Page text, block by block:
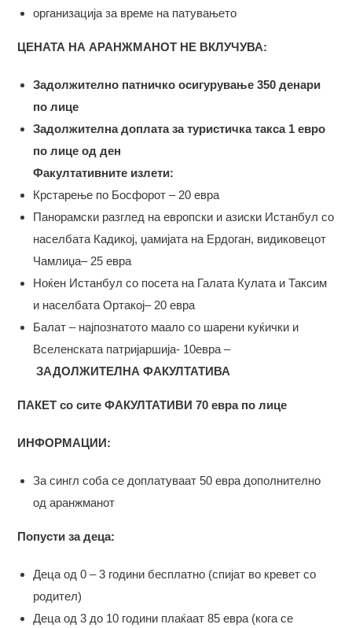
организација за време на патувањето
ЦЕНАТА НА АРАНЖМАНОТ НЕ ВКЛУЧУВА:
Задолжително патничко осигурување 350 денари
по лице
Задолжителна доплата за туристичка такса 1 евро
по лице од ден
Факултативните излети:
Крстарење по Босфорот – 20 евра
Панорамски разглед на европски и азиски Истанбул со
населбата Кадикој, џамијата на Ердоган, видиковецот
Чамлиџа– 25 евра
Ноќен Истанбул со посета на Галата Кулата и Таксим
и населбата Ортакој– 20 евра
Балат – најпознатото маало со шарени куќички и
Вселенската патријаршија- 10евра –
ЗАДОЛЖИТЕЛНА ФАКУЛТАТИВА
ПАКЕТ со сите ФАКУЛТАТИВИ 70 евра по лице
ИНФОРМАЦИИ:
За сингл соба се доплатуваат 50 евра дополнително
од аранжманот
Попусти за деца:
Деца од 0 – 3 години бесплатно (спијат во кревет со
родител)
Деца од 3 до 10 години плаќаат 85 евра (кога се